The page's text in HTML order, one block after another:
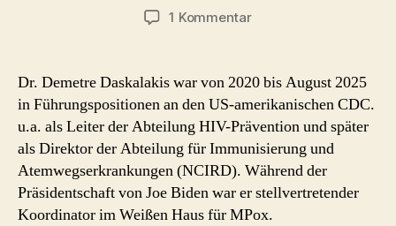
1 Kommentarzu
Fascism
Dr.
Demetre
Daskalakis
Dr. Demetre Daskalakis war von 2020 bis August 2025
in Führungspositionen an den US-amerikanischen CDC.
u.a. als Leiter der Abteilung HIV-Prävention und später
als Direktor der Abteilung für Immunisierung und
Atemwegserkrankungen (NCIRD). Während der
Präsidentschaft von Joe Biden war er stellvertretender
Koordinator im Weißen Haus für MPox.